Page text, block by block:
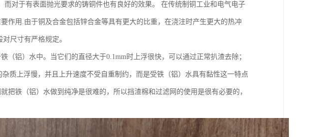
对于有表面抛光要求的铸铜件也有良好的效果。 在传统制铜工业和电气电子
作用.由于铜及合金包括锌合金等具有更大的比重，在浇注时产生更大的热冲
尺寸有严格规定。
（铝）水中。当它们的直径大于0.1mm时上浮很快，可以通过正常扒渣去除；
质上浮慢，并且上升速度不受自重制约，而是受铁（铝）水具有黏性这一特点
把铁（铝）水做到纯净是很难的，所以挡渣棉和过滤网的使用是很有必要的，